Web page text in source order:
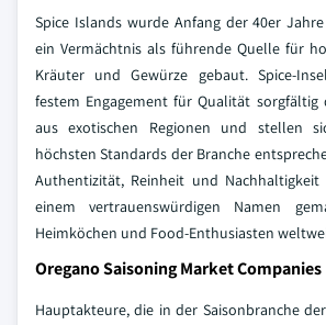
Spice Islands wurde Anfang der 40er
ein Vermächtnis als führende Quelle für
Kräuter und Gewürze gebaut. Spice-
festem Engagement für Qualität sorgfältig
aus exotischen Regionen und stellen
höchsten Standards der Branche
Authentizität, Reinheit und Nachhaltigkeit
einem vertrauenswürdigen Namen
Heimköchen und Food-Enthusiasten
Oregano Saisoning Market Companies
Hauptakteure, die in der Saisonbranche